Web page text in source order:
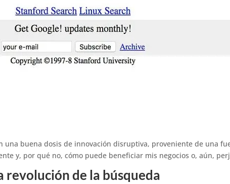
una buena dosis de innovación disruptiva, proveniente de una
y, por qué no, cómo puede beneficiar mis negocios o, aún,
de la búsqueda